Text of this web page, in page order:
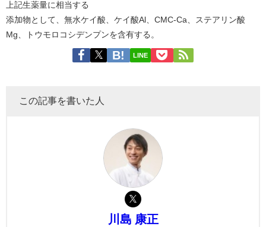
上記生薬量に相当する
添加物として、無水ケイ酸、ケイ酸Al、CMC-Ca、ステアリン酸
Mg、トウモロコシデンプンを含有する。
LINE
この記事を書いた人
川島 康正